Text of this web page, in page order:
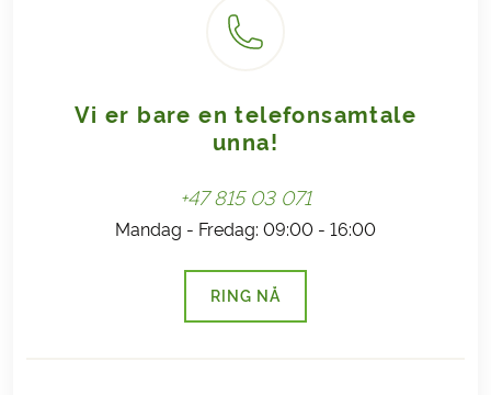
Vi er bare en telefonsamtale
unna!
+47 815 03 071
Mandag - Fredag: 09:00 - 16:00
RING NÅ
(LENKE ÅPNES I NY FANE)